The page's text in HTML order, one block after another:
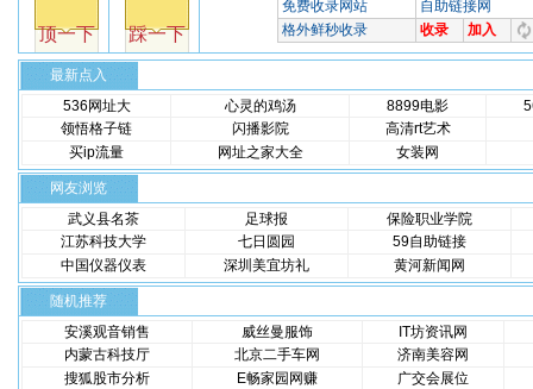
最新点入
536网址大
心灵的鸡汤 8899电影
领悟格子链
闪播影院
高清rt艺术
买ip流量
网址之家大全 女装网
网友浏览
武义县名茶
足球报
保险职业学院
江苏科技大学
七日圆园
59自助链接
中国仪器仪表
深圳美宜坊礼 黄河新闻网
随机推荐
安溪观音销售
威丝曼服饰
IT坊资讯网
内蒙古科技厅
北京二手车网
济南美容网
搜狐股市分析
E畅家园网赚 广交会展位